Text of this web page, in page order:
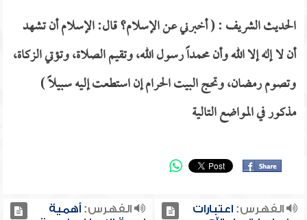
الحديث الشريف : ( أخبرني عن الإسلام؟ قال: الإسلام أن تشهد
أن لا إله إلا الله وأن محمداً رسول الله، وتقيم الصلاة، وتؤتي الزكاة،
وتصوم رمضان، وتحج البيت الحرام إن استطعت إليه سبيلاً )
مذكور في المواضع التالية
الفهرس:اعتبارات
الفهرس:أهمية